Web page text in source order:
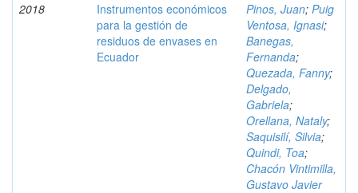
2018
Instrumentos económicos
para la gestión de
residuos de envases en
Ecuador
Pinos, Juan; Puig
Ventosa, Ignasi;
Banegas,
Fernanda;
Quezada, Fanny;
Delgado,
Gabriela;
Orellana, Nataly;
Saquisilí, Silvia;
Quindi, Toa;
Chacón Vintimilla,
Gustavo Javier